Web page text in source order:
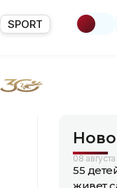
SPORT
08
55